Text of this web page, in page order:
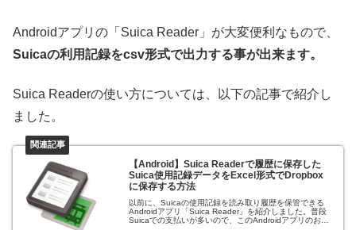
Androidアプリの「Suica Reader」が大変便利なもので、
Suicaの利用記録をcsv形式で出力する事が出来ます。
Suica Readerの使い方については、以下の記事で紹介し
ました。
【Android】Suica Readerで履歴に保存した
Suica使用記録データをExcel形式でDropbox
に保存する方法
以前に、Suicaの使用記録を読み取り履歴を保管できる
Androidアプリ「Suica Reader」を紹介しました。普段
Suicaでの支払いが多いので、このAndroidアプリのおか